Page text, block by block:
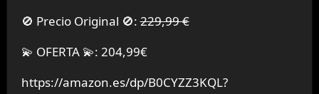
🚫 Precio Original 🚫:229,99 €
💫 OFERTA 💫: 204,99€
https://amazon.es/dp/B0CYZZ3KQL?